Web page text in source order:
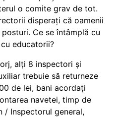
o comite grav de tot.
disperați că oamenii
Ce se întâmplă cu
educatorii?
alți 8 inspectori și
trebuie să returneze
de lei, bani acordați
navetei, timp de
/ Inspectorul general,